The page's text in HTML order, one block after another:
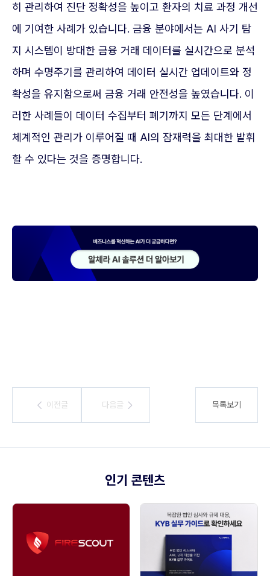
히 관리하여 진단 정확성을 높이고 환자의 치료 과정 개선
에 기여한 사례가 있습니다. 금융 분야에서는 AI 사기 탐
지 시스템이 방대한 금융 거래 데이터를 실시간으로 분석
하며 수명주기를 관리하여 데이터 실시간 업데이트와 정
확성을 유지함으로써 금융 거래 안전성을 높였습니다. 이
러한 사례들이 데이터 수집부터 폐기까지 모든 단계에서
체계적인 관리가 이루어질 때 AI의 잠재력을 최대한 발휘
할 수 있다는 것을 증명합니다.
이전글
이전글 다음글
다음글 목록보기
인기 콘텐츠